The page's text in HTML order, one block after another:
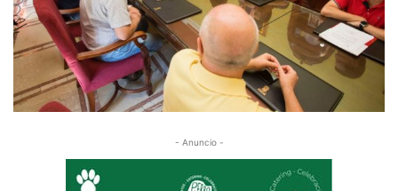
- Anuncio -